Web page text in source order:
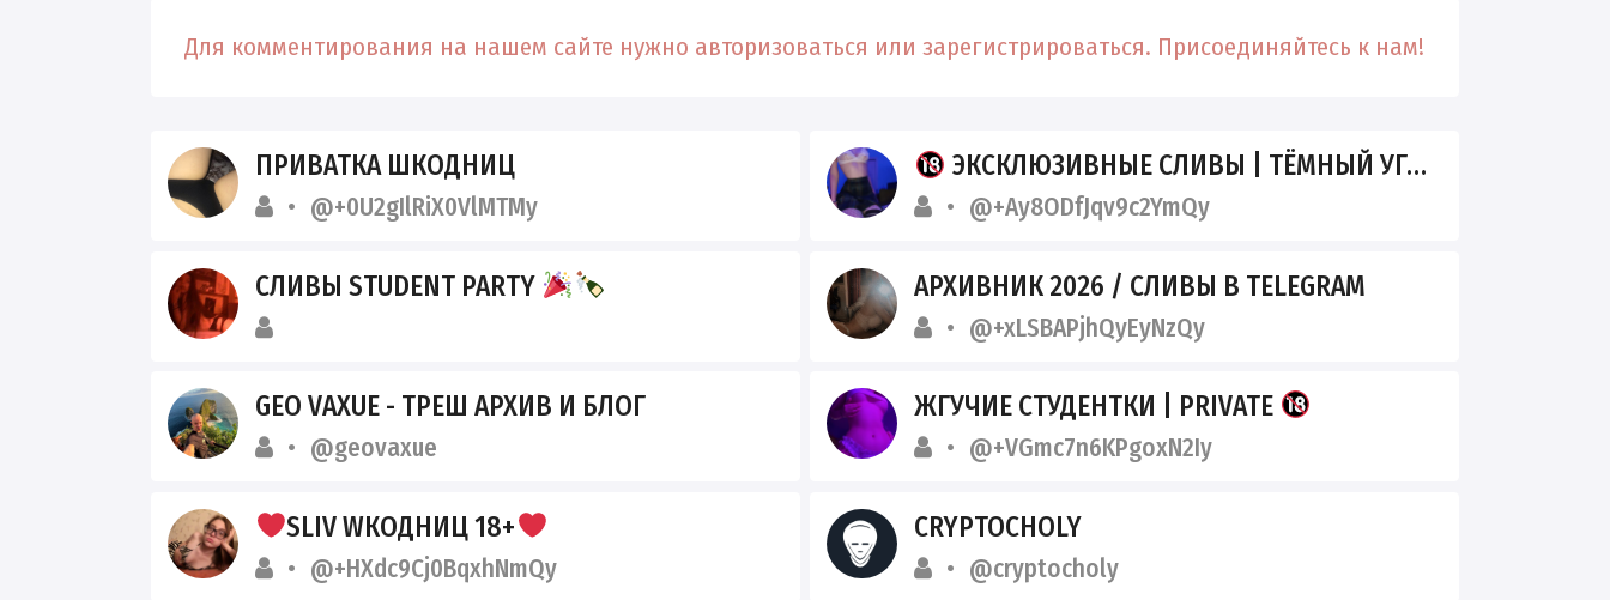
Для комментирования на нашем сайте нужно авторизоваться или зарегистрироваться. Присоединяйтесь к нам!
ПРИВАТКА ШКОДНИЦ
@+0U2gIlRiX0VlMTMy
ЭКСКЛЮЗИВНЫЕ СЛИВЫ | ТЁМНЫЙ УГОЛОК 18+
@+Ay8ODfJqv9c2YmQy
СЛИВЫ STUDENT PARTY АРХИВНИК 2026 / СЛИВЫ В TELEGRAM
@+xLSBAPjhQyEyNzQy
GEO VAXUE - ТРЕШ АРХИВ И БЛОГ
@geovaxue
ЖГУЧИЕ СТУДЕНТКИ | PRIVATE
@+VGmc7n6KPgoxN2Iy
SLIV WКОДНИЦ 18+
@+HXdc9Cj0BqxhNmQy
CRYPTOCHOLY
@cryptocholy